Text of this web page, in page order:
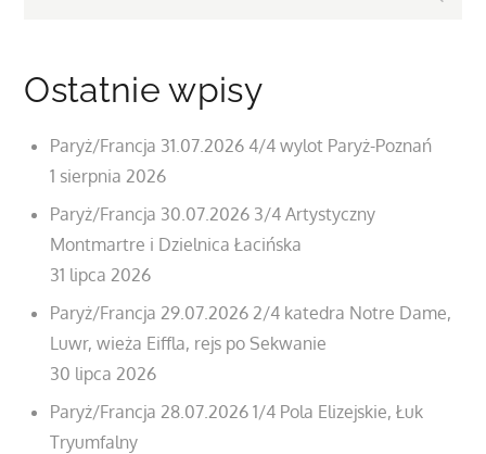
Ostatnie wpisy
Paryż/Francja 31.07.2026 4/4 wylot Paryż-Poznań
1 sierpnia 2026
Paryż/Francja 30.07.2026 3/4 Artystyczny
Montmartre i Dzielnica Łacińska
31 lipca 2026
Paryż/Francja 29.07.2026 2/4 katedra Notre Dame,
Luwr, wieża Eiffla, rejs po Sekwanie
30 lipca 2026
Paryż/Francja 28.07.2026 1/4 Pola Elizejskie, Łuk
Tryumfalny